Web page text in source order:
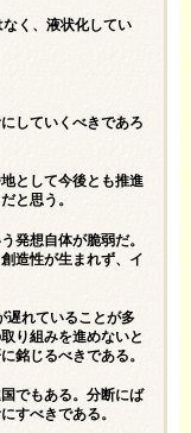
く、液状化してい
していくべきであろ
として今後とも推進
と思う。
発想自体が脆弱だ。
造性が生まれず、イ
遅れていることが多
り組みを進めないと
銘じるべきである。
でもある。分断にば
すべきである。